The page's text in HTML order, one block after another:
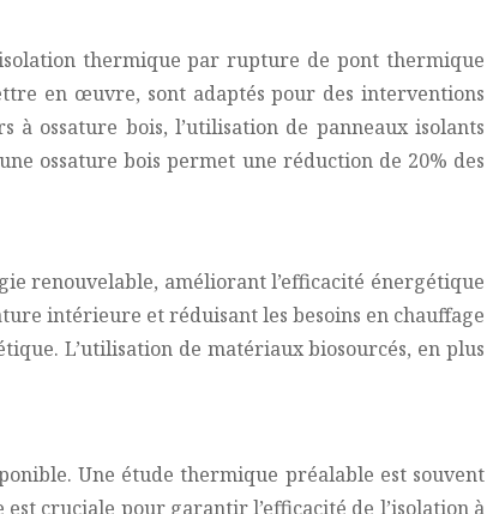
thermique par rupture de pont thermique
en œuvre, sont adaptés pour des interventions
ossature bois, l’utilisation de panneaux isolants
ossature bois permet une réduction de 20% des
renouvelable, améliorant l’efficacité énergétique
intérieure et réduisant les besoins en chauffage
L’utilisation de matériaux biosourcés, en plus
Une étude thermique préalable est souvent
cruciale pour garantir l’efficacité de l’isolation à